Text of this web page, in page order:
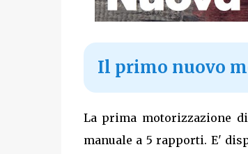
Il primo nuovo
La prima motorizzazione
manuale a 5 rapporti. E'